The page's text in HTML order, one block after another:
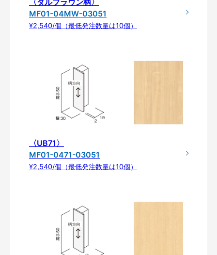
MF01-04MW-03051
¥2,540/個（最低発注数量は10個）
〈UB71〉
MF01-0471-03051
¥2,540/個（最低発注数量は10個）